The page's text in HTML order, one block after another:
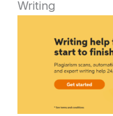
Writing